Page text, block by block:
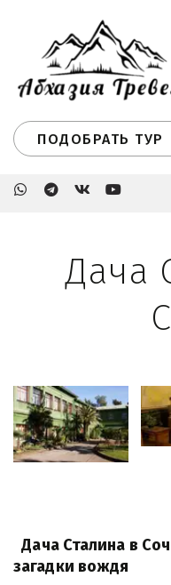
ПОДОБРАТЬ ТУР
Дача
Дача Сталина в
загадки вождя